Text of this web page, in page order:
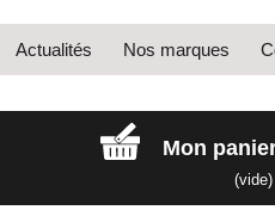
Actualités Nos marques
Mon
(vide)